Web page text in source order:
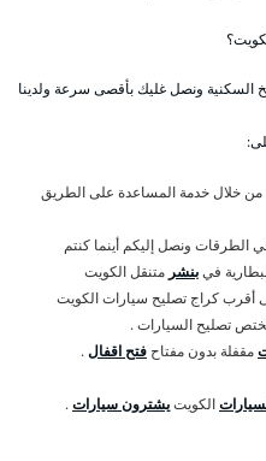
السكنية ونصل غليك بأقصى سرعة ولدينا
من خلال خدمة المساعدة على الطريق
الطرقات ونصل إليكم أينما كنتم
فيبنشر متنقل الكويت
أقرب كراج تصليح سيارات الكويت
تصليح السيارات .
مقفلة بدون مفتاح فتح اقفال.
الكويتيشترون سيارات.